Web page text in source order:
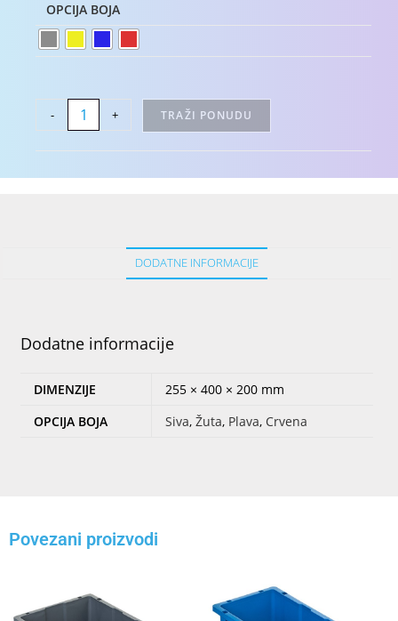
OPCIJA BOJA
- + TRAŽI PONUDU
DODATNE INFORMACIJE
Dodatne informacije
DIMENZIJE
255 × 400 × 200 mm
OPCIJA BOJA
Siva, Žuta, Plava, Crvena
Povezani proizvodi